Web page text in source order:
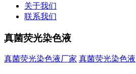
关于我们
联系我们
真菌荧光染色液
真菌荧光染色液厂家 真菌荧光染色液